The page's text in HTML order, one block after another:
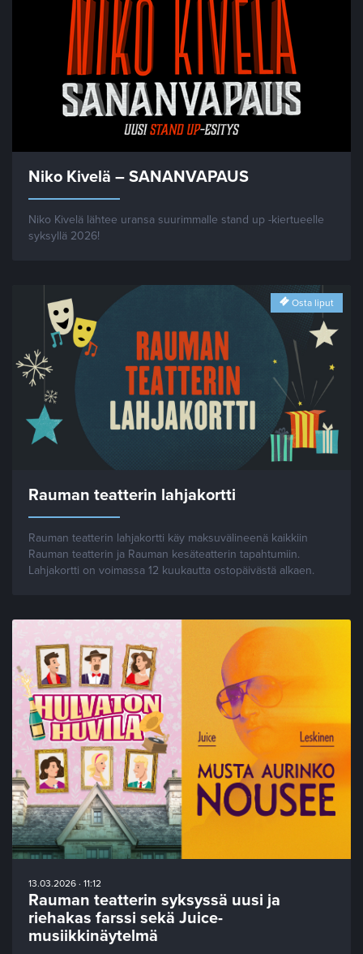
Niko Kivelä – SANANVAPAUS
Niko Kivelä lähtee uransa suurimmalle stand up -kiertueelle
syksyllä 2026!
Osta liput
Rauman teatterin lahjakortti
Rauman teatterin lahjakortti käy maksuvälineenä kaikkiin
Rauman teatterin ja Rauman kesäteatterin tapahtumiin.
Lahjakortti on voimassa 12 kuukautta ostopäivästä alkaen.
13.03.2026 · 11:12
Rauman teatterin syksyssä uusi ja
riehakas farssi sekä Juice-
musiikkinäytelmä